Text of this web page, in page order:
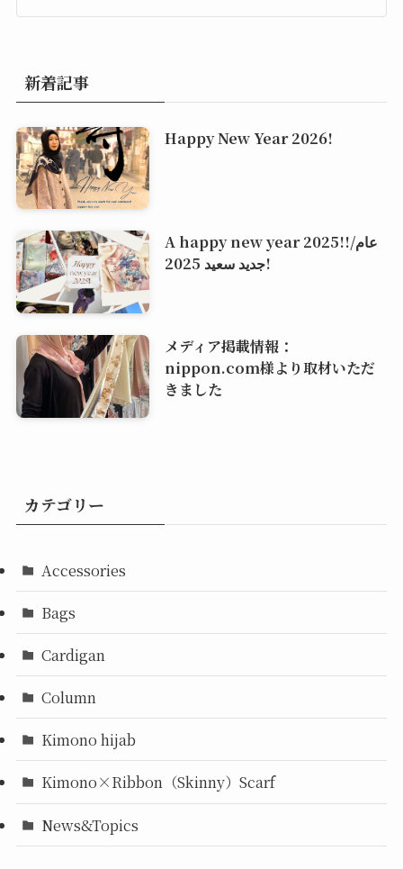
新着記事
Happy New Year 2026!
A happy new year 2025!!/عام
جديد سعيد 2025!
メディア掲載情報：
nippon.com様より取材いただ
きました
カテゴリー
Accessories
Bags
Cardigan
Column
Kimono hijab
Kimono×Ribbon（Skinny）Scarf
News&Topics